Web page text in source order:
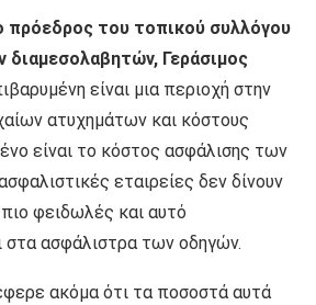
πρόεδρος του τοπικού συλλόγου
διαμεσολαβητών, Γεράσιμος
είναι μια περιοχή στην
ατυχημάτων και κόστους
είναι το κόστος ασφάλισης των
εταιρείες δεν δίνουν
φειδωλές και αυτό
στα ασφάλιστρα των οδηγών.
ακόμα ότι τα ποσοστά αυτά